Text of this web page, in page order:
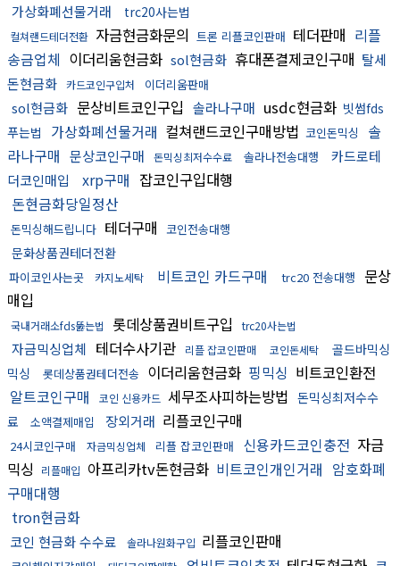
가상화폐선물거래 trc20사는법
컬쳐랜드테더전환 자금현금화문의 트론 리플코인판매 테더판매 리플
송금업체 이더리움현금화 sol현금화 휴대폰결제코인구매 탈세
돈현금화 카드코인구입처 이더리움판매
sol현금화 문상비트코인구입 솔라나구매 usdc현금화 빗썸fds
푸는법
가상화폐선물거래 컬쳐랜드코인구매방법 코인돈믹싱
솔
라나구매 문상코인구매 돈믹싱최저수수료 솔라나전송대행
카드로테
더코인매입
xrp구매 잡코인구입대행
돈현금화당일정산
돈믹싱해드립니다 테더구매 코인전송대행
문화상품권테더전환
파이코인사는곳 카지노세탁 비트코인 카드구매 trc20 전송대행 문상
매입
국내거래소fds뚫는법 롯데상품권비트구입 trc20사는법
자금믹싱업체 테더수사기관 리플 잡코인판매 코인돈세탁
골드바믹싱
믹싱
롯데상품권테더전송 이더리움현금화 핑믹싱 비트코인환전
알트코인구매
코인 신용카드 세무조사피하는방법 돈믹싱최저수수
료
소액결제매입 장외거래 리플코인구매
24시코인구매 자금믹싱업체 리플 잡코인판매 신용카드코인충전 자금
믹싱
리플매입 아프리카tv돈현금화 비트코인개인거래 암호화폐
구매대행
tron현금화
코인 현금화 수수료 솔라나원화구입 리플코인판매